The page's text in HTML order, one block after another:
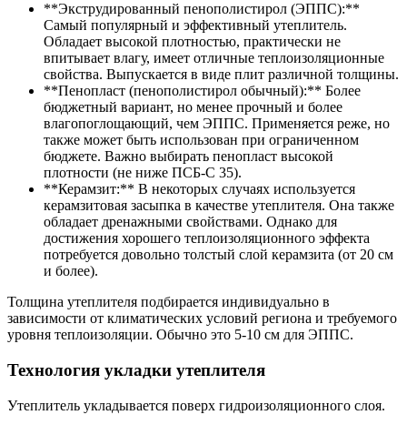
**Экструдированный пенополистирол (ЭППС):**
Самый популярный и эффективный утеплитель.
Обладает высокой плотностью, практически не
впитывает влагу, имеет отличные теплоизоляционные
свойства. Выпускается в виде плит различной толщины.
**Пенопласт (пенополистирол обычный):** Более
бюджетный вариант, но менее прочный и более
влагопоглощающий, чем ЭППС. Применяется реже, но
также может быть использован при ограниченном
бюджете. Важно выбирать пенопласт высокой
плотности (не ниже ПСБ-С 35).
**Керамзит:** В некоторых случаях используется
керамзитовая засыпка в качестве утеплителя. Она также
обладает дренажными свойствами. Однако для
достижения хорошего теплоизоляционного эффекта
потребуется довольно толстый слой керамзита (от 20 см
и более).
Толщина утеплителя подбирается индивидуально в
зависимости от климатических условий региона и требуемого
уровня теплоизоляции. Обычно это 5-10 см для ЭППС.
Технология укладки утеплителя
Утеплитель укладывается поверх гидроизоляционного слоя.